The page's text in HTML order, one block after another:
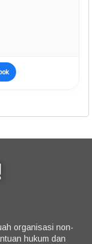
organisasi non-
hukum dan